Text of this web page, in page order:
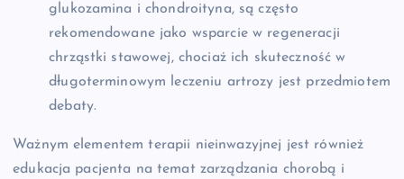
glukozamina i chondroityna, są często
rekomendowane jako wsparcie w regeneracji
chrząstki stawowej, chociaż ich skuteczność w
długoterminowym leczeniu artrozy jest przedmiotem
debaty.
Ważnym elementem terapii nieinwazyjnej jest również
edukacja pacjenta na temat zarządzania chorobą i